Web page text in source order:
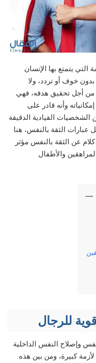
يتمتع بها الإنسان
خوف أو تردد، ولا
أجل تحقيق هدفه، فهي
وأنه قادر على
الشخصيات القيادية الدقيقة
الثقة بالنفس، هنا
عن الثقة بالنفس مؤثر
والأطفال
للرجال
وإصلاح النفس الداخلية
كبيرة، ومن بين هذه